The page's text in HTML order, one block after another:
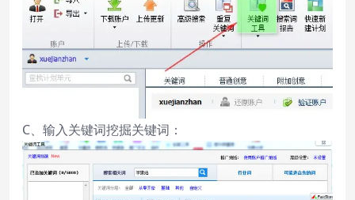
C、输入关键词挖掘关键词：